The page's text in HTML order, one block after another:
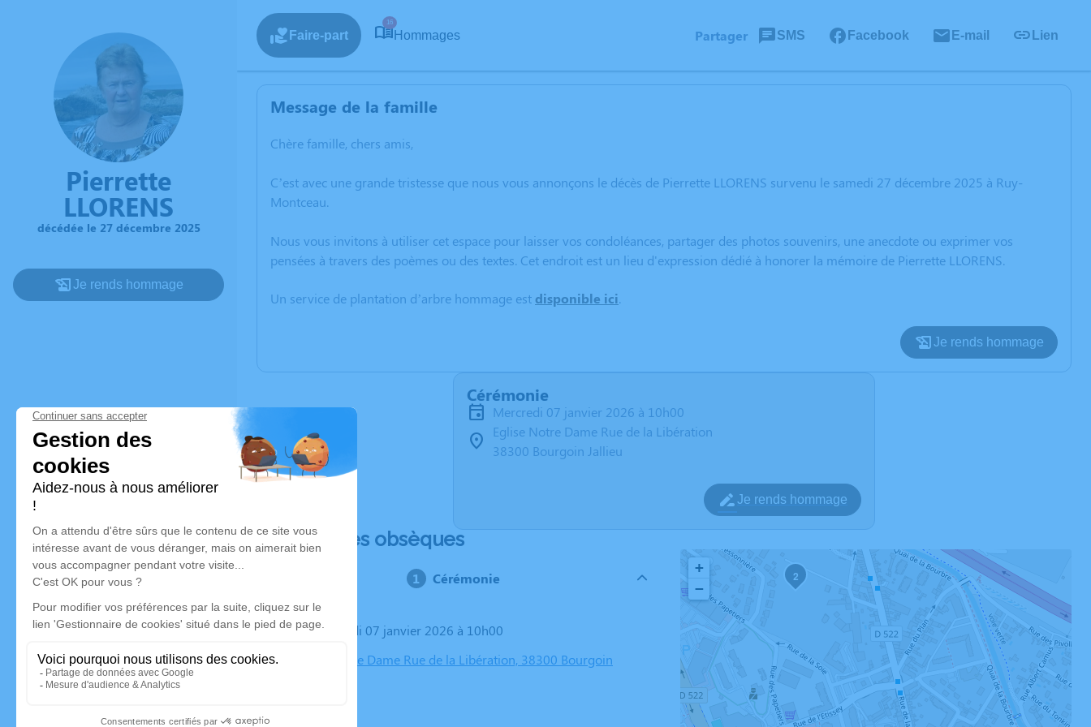
Pierrette
LLORENS
décédée le 27 décembre 2025
Je rends hommage
Faire-part
16
Hommages Partager SMS Facebook E-mail Lien
Message de la famille
Chère famille, chers amis,
C’est avec une grande tristesse que nous vous annonçons le décès de Pierrette LLORENS survenu le samedi 27 décembre 2025 à Ruy-
Montceau.
Nous vous invitons à utiliser cet espace pour laisser vos condoléances, partager des photos souvenirs, une anecdote ou exprimer vos
pensées à travers des poèmes ou des textes. Cet endroit est un lieu d'expression dédié à honorer la mémoire de Pierrette LLORENS.
Un service de plantation d’arbre hommage est disponible ici.
Je rends hommage
Cérémonie
mercredi 07 janvier 2026 à 10h00
Eglise Notre Dame Rue de la Libération
38300 Bourgoin Jallieu
Je rends hommage
Déroulé des obsèques
Cérémonie
Le mercredi 07 janvier 2026 à 10h00
Eglise Notre Dame Rue de la Libération, 38300 Bourgoin
2
+
−